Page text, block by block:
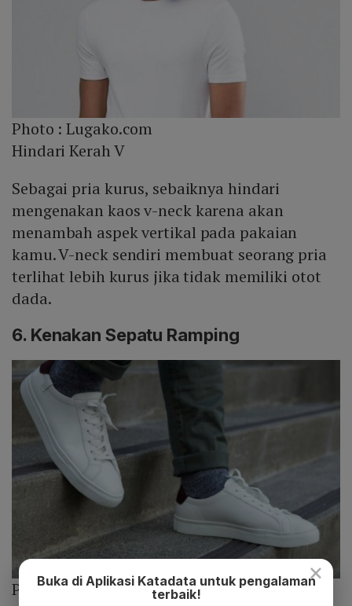
Photo :Lugako.com
Hindari Kerah V
Sebagai pria kurus, sebaiknya hindari
mengenakan kaos v-neck karena akan
menambah aspek vertikal pada pakaian
kamu. V-neck sendiri membuat seorang pria
terlihat lebih kurus jika tidak memiliki otot
dada.
6. Kenakan Sepatu Ramping
Photo :Lugako.com
×
Buka di Aplikasi Katadata untuk pengalaman
terbaik!